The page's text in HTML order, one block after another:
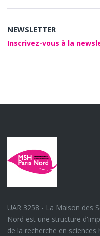
NEWSLETTER
Inscrivez-vous à la
UAR 3258 - La Maison des
Nord est une structure
de la recherche en